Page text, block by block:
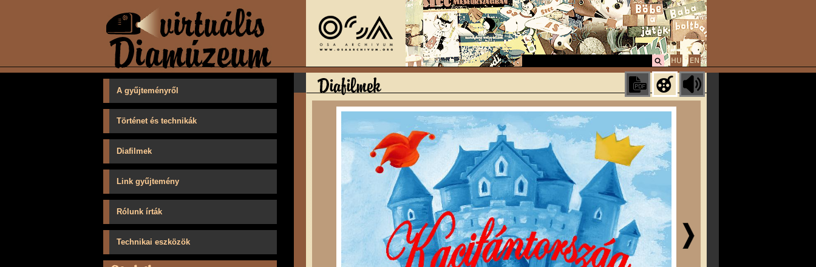
A gyűjteményről
Történet és technikák
Diafilmek
Link gyűjtemény
Rólunk írták
Technikai eszközök